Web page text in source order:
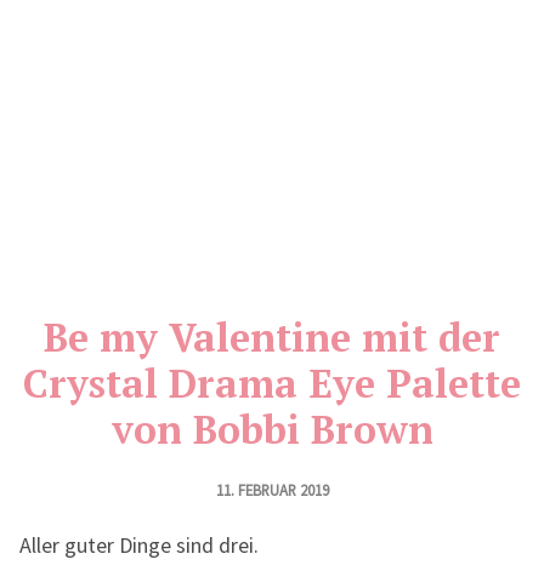
Be my Valentine mit der
Crystal Drama Eye Palette
von Bobbi Brown
11. FEBRUAR 2019
Aller guter Dinge sind drei.